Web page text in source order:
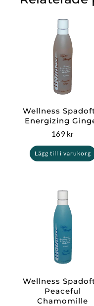
Wellness
Energizing
169 kr
Lägg till i varukorg
Wellness
Peaceful
Chamomille